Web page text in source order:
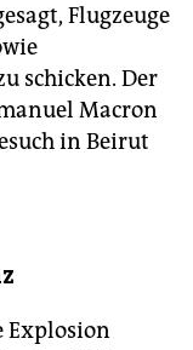
Flugzeuge
schicken. Der
Macron
in Beirut
Explosion